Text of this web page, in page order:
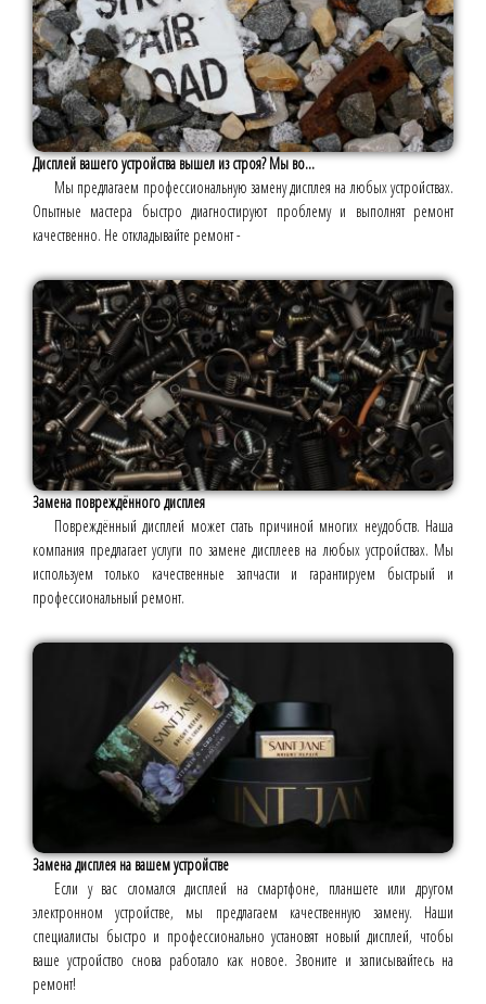
Дисплей вашего устройства вышел из строя? Мы во...
Мы предлагаем профессиональную замену дисплея на любых устройствах.
Опытные мастера быстро диагностируют проблему и выполнят ремонт
качественно. Не откладывайте ремонт -
Замена повреждённого дисплея
Повреждённый дисплей может стать причиной многих неудобств. Наша
компания предлагает услуги по замене дисплеев на любых устройствах. Мы
используем только качественные запчасти и гарантируем быстрый и
профессиональный ремонт.
Замена дисплея на вашем устройстве
Если у вас сломался дисплей на смартфоне, планшете или другом
электронном устройстве, мы предлагаем качественную замену. Наши
специалисты быстро и профессионально установят новый дисплей, чтобы
ваше устройство снова работало как новое. Звоните и записывайтесь на
ремонт!